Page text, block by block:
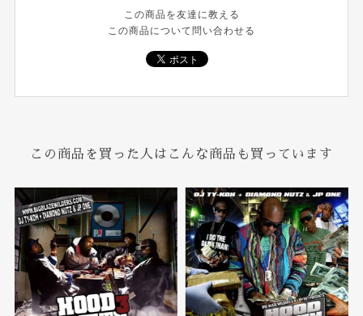
この商品を友達に教える
この商品について問い合わせる
この商品を買った人はこんな商品も買っています